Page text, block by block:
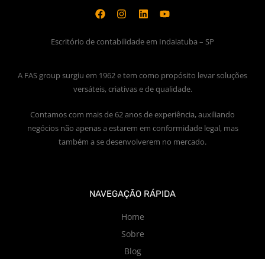
Escritório de contabilidade em Indaiatuba – SP
A FAS group surgiu em 1962 e tem como propósito levar soluções
versáteis, criativas e de qualidade.
Contamos com mais de 62 anos de experiência, auxiliando
negócios não apenas a estarem em conformidade legal, mas
também a se desenvolverem no mercado.
NAVEGAÇÃO RÁPIDA
Home
Sobre
Blog